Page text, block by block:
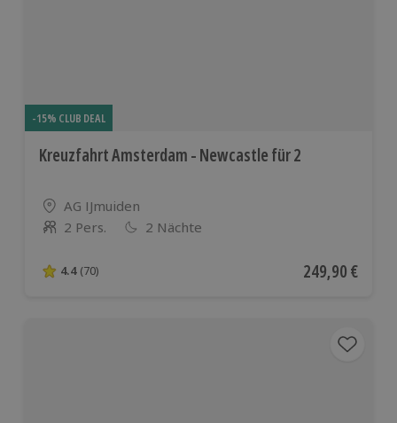
-15% CLUB DEAL
Kreuzfahrt Amsterdam - Newcastle für 2
Standort
AG IJmuiden
Anzahl der Teilnehmer
2 Pers. 2 Nächte
4.4 von 5 Sternen basierend auf 70 Bewertungen
4.4 (70) Aktueller Preis
249,90 €